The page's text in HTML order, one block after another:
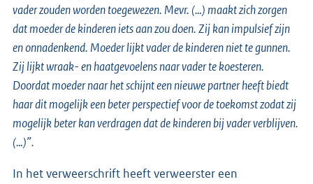
vader zouden worden toegewezen. Mevr. (…) maakt zich zorgen
dat moeder de kinderen iets aan zou doen. Zij kan impulsief zijn
en onnadenkend. Moeder lijkt vader de kinderen niet te gunnen.
Zij lijkt wraak- en haatgevoelens naar vader te koesteren.
Doordat moeder naar het schijnt een nieuwe partner heeft biedt
haar dit mogelijk een beter perspectief voor de toekomst zodat zij
mogelijk beter kan verdragen dat de kinderen bij vader verblijven.
(…)”.
In het verweerschrift heeft verweerster een